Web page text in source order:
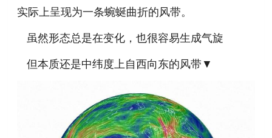
实际上呈现为一条蜿蜒曲折的风带。
虽然形态总是在变化，也很容易生成气旋
但本质还是中纬度上自西向东的风带▼